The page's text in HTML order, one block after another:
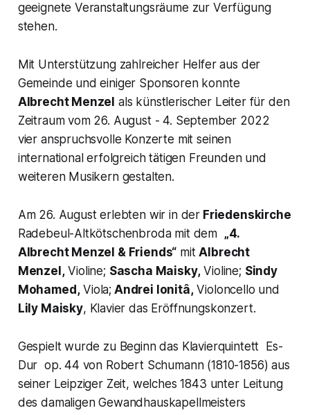
geeignete Veranstaltungsräume zur Verfügung
stehen.
Mit Unterstützung zahlreicher Helfer aus der
Gemeinde und einiger Sponsoren konnte
Albrecht Menzel als künstlerischer Leiter für den
Zeitraum vom 26. August - 4. September 2022
vier anspruchsvolle Konzerte mit seinen
international erfolgreich tätigen Freunden und
weiteren Musikern gestalten.
Am 26. August erlebten wir in der Friedenskirche
Radebeul-Altkötschenbroda mit dem „4.
Albrecht Menzel & Friends“ mitAlbrecht
Menzel,Violine; Sascha Maisky,Violine; Sindy
Mohamed,Viola; Andrei Ionitâ,Violoncello und
Lily Maisky, Klavier das Eröffnungskonzert.
Gespielt wurde zu Beginn das Klavierquintett Es-
Dur op. 44 von Robert Schumann (1810-1856) aus
seiner Leipziger Zeit, welches 1843 unter Leitung
des damaligen Gewandhauskapellmeisters